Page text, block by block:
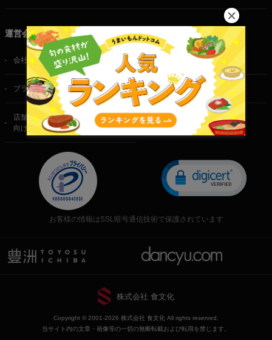
運営会社
会社概要 ご利用規約
プライバシーポリシー 特定商取引法に基づく表記
店舗・法人・生産者様
向けのお問い合わせ
お客様の情報はSSL暗号通信技術で保護されています
株式会社 食文化
Copyright © 2001-2026 株式会社 食文化 All rights reserved.
当サイト内の文章・画像等の一切の無断転載および転用を禁じます。